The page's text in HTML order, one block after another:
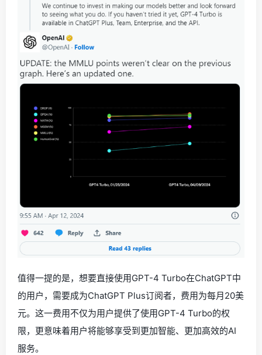
值得一提的是，想要直接使用GPT-4 Turbo在ChatGPT中
的用户，需要成为ChatGPT Plus订阅者，费用为每月20美
元。这一费用不仅为用户提供了使用GPT-4 Turbo的权
限，更意味着用户将能够享受到更加智能、更加高效的AI
服务。